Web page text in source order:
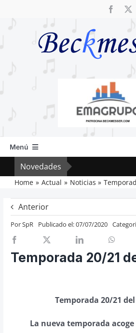
Menú
Inicio
Actual
Artículos
Previos de ópera
Entrevistas
Recomendación
Novedades
Home Actual Noticias
Anterior
PorSpR Publicado el: 07/07/2020
Temporada 20/21
Temporada 20/21 del
La nueva temporada